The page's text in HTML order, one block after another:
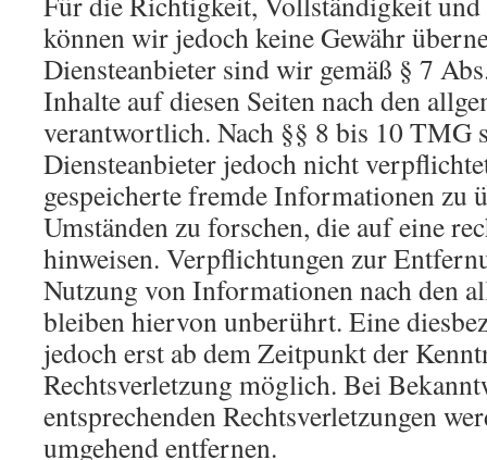
können wir jedoch keine Gewähr
Diensteanbieter sind wir gemäß § 7
Inhalte auf diesen Seiten nach den
verantwortlich. Nach §§ 8 bis 10 TMG
Diensteanbieter jedoch nicht
gespeicherte fremde Informationen zu
Umständen zu forschen, die auf eine
hinweisen. Verpflichtungen zur
Nutzung von Informationen nach den
bleiben hiervon unberührt. Eine
jedoch erst ab dem Zeitpunkt der
Rechtsverletzung möglich. Bei
entsprechenden Rechtsverletzungen
umgehend entfernen.